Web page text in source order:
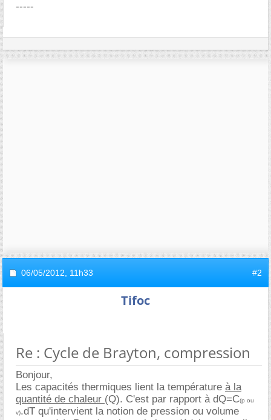
-----
06/05/2012, 11h33 #2
Tifoc
Re : Cycle de Brayton, compression
Bonjour,
Les capacités thermiques lient la température à la
quantité de chaleur (Q). C'est par rapport à dQ=C(p ou
v).dT qu'intervient la notion de pression ou volume